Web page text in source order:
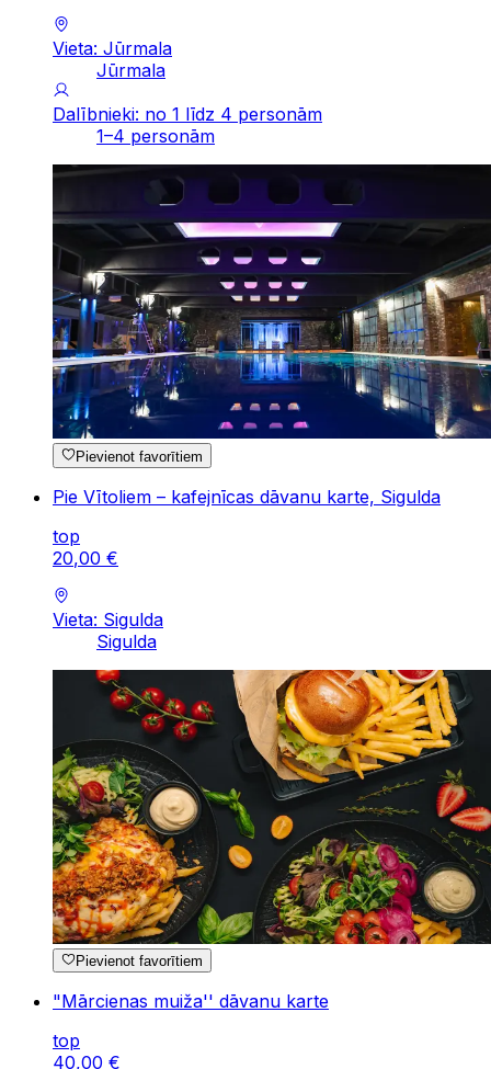
Vieta: Jūrmala
Jūrmala
Dalībnieki: no 1 līdz 4 personām
1–4 personām
Pievienot favorītiem
Pie Vītoliem – kafejnīcas dāvanu karte, Sigulda
top
20,00 €
Vieta: Sigulda
Sigulda
Pievienot favorītiem
"Mārcienas muiža'' dāvanu karte
top
40,00 €